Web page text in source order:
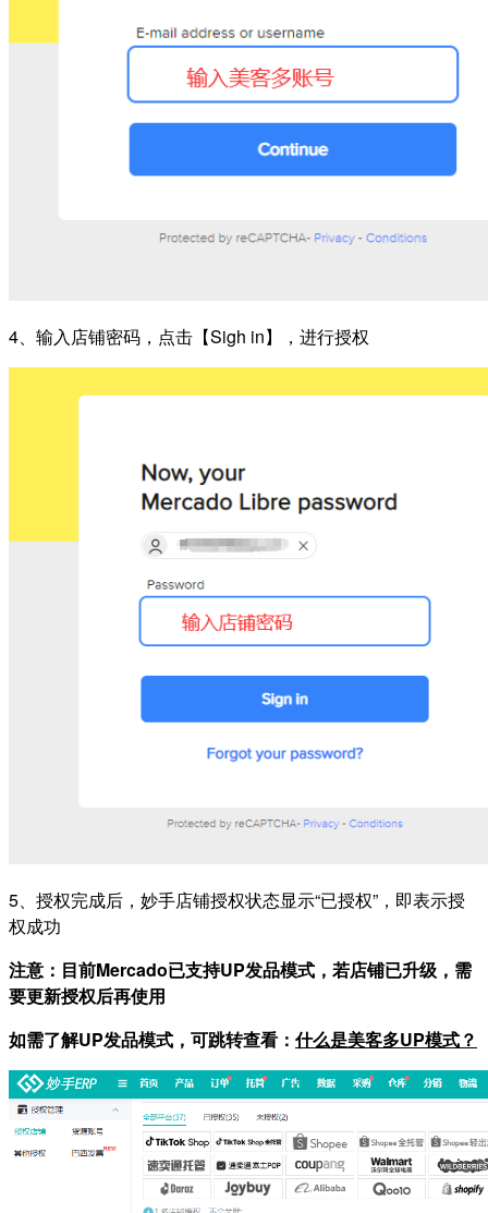
4、输入店铺密码，点击【Sigh in】，进行授权
5、授权完成后，妙手店铺授权状态显示“已授权”，即表示授
权成功
注意：目前Mercado已支持UP发品模式，若店铺已升级，需
要更新授权后再使用
如需了解UP发品模式，可跳转查看： 什么是美客多UP模式？